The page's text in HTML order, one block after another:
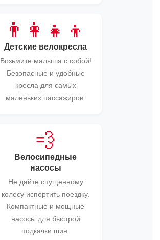
👨‍👩‍👧‍👦
Детские велокресла
Возьмите малыша с собой!
Безопасные и удобные
кресла для самых
маленьких пассажиров.
💨
Велосипедные
насосы
Не дайте спущенному
колесу испортить поездку.
Компактные и мощные
насосы для быстрой
подкачки шин.